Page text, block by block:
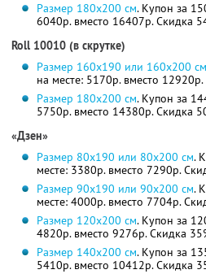
Размер 180х200 см. Купон за
6040р. вместо 16407р.Скидка
Roll 10010 (в скрутке)
Размер 160х190 или 160х200 см
на месте: 5170р. вместо 12920р.
Размер 180х200 см. Купон за
5750р. вместо 14380р.Скидка
«Дзен»
Размер 80х190 или 80х200 см.
месте: 3380р. вместо 7290р.
Размер 90х190 или 90х200 см.
месте: 4000р. вместо 7704р.
Размер 120х200 см. Купон за
4820р. вместо 9276р.Скидка
Размер 140х200 см. Купон за
5410р. вместо 10412р.Скидка